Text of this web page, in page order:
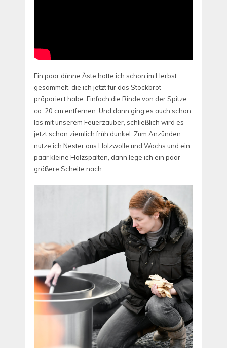
Ein paar dünne Äste hatte ich schon im Herbst
gesammelt, die ich jetzt für das Stockbrot
präpariert habe. Einfach die Rinde von der Spitze
ca. 20 cm entfernen. Und dann ging es auch schon
los mit unserem Feuerzauber, schließlich wird es
jetzt schon ziemlich früh dunkel. Zum Anzünden
nutze ich Nester aus Holzwolle und Wachs und ein
paar kleine Holzspalten, dann lege ich ein paar
größere Scheite nach.